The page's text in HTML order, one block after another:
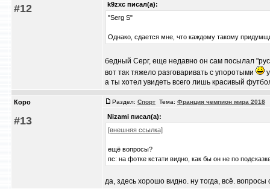
#12
k9zxc писал(а):
"Serg S"
Однако, сдается мне, что каждому такому
бедный Серг, еще недавно он сам посылал
вот так тяжело разговаривать с упоротыми
а ты хотел увидеть всего лишь красивый
Коро
#13
Раздел: Спорт Тема: Франция чемпион мира 2018
Nizami писал(а):
[внешняя ссылка]
ещё вопросы?
пс: на фотке кстати видно, как бы он не по
да, здесь хорошо видно. ну тогда, всё.